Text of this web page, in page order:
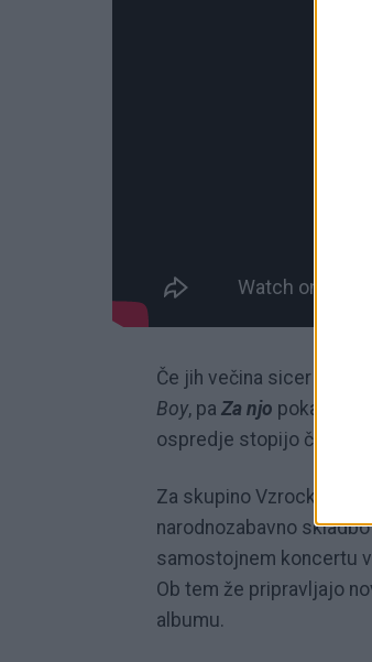
Če jih večina sicer
Boy, pa Za njo pokaže
ospredje stopijo čustva
Za skupino Vzrock je
narodnozabavno
samostojnem koncertu
Ob tem že pripravljajo
albumu.